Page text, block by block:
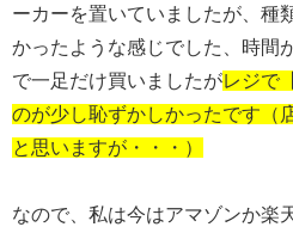
ーカーを置いていましたが、種
かったような感じでした、時間
で一足だけ買いましたがレジで
のが少し恥ずかしかったです（
と思いますが・・・）
なので、私は今はアマゾンか楽